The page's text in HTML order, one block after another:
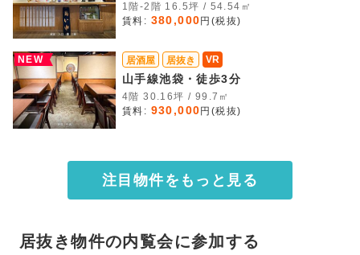
1階-2階 16.5坪 / 54.54㎡
賃料: 380,000 円(税抜)
NEW 居酒屋 居抜き VR
山手線池袋・徒歩3分
4階 30.16坪 / 99.7㎡
賃料: 930,000 円(税抜)
注目物件をもっと見る
居抜き物件の内覧会に参加する